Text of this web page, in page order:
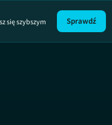
się szybszym
Sprawdź